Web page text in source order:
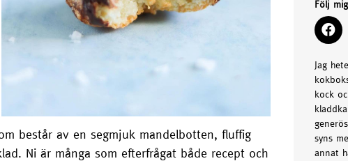
består av en segmjuk mandelbotten, fluffig
Ni är många som efterfrågat både recept och
Följ
Jag
kock
syns
annat